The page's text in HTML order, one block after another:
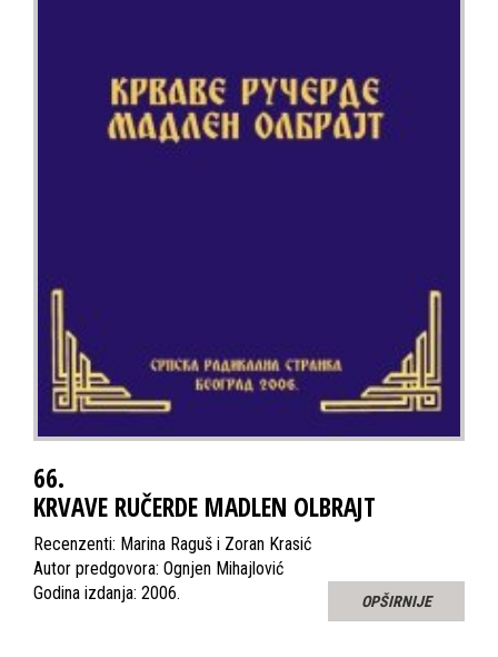
66.
KRVAVE RUČERDE MADLEN OLBRAJT
Recenzenti: Marina Raguš i Zoran Krasić
Autor predgovora: Ognjen Mihajlović
Godina izdanja: 2006.
OPŠIRNIJE